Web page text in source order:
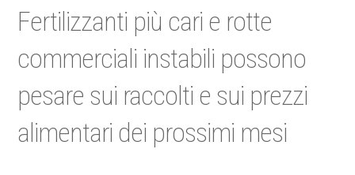
Fertilizzanti più cari e rotte
commerciali instabili possono
pesare sui raccolti e sui prezzi
alimentari dei prossimi mesi